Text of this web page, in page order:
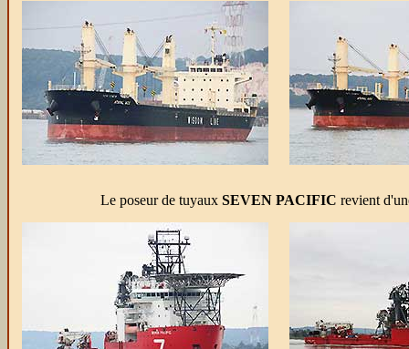
Le poseur de tuyaux SEVEN PACIFIC revient